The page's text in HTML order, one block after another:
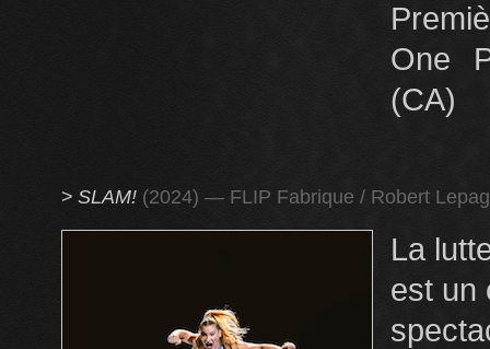
One
(CA)
> SLAM! (2024) — FLIP Fabrique / Robert
La
est un